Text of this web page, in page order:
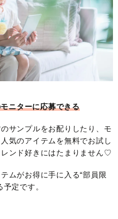
ニターに応募できる
サンプルをお配りしたり、モ
気のアイテムを無料でお試し
ンド好きにはたまりません♡
ムがお得に手に入る“部員限
定です。